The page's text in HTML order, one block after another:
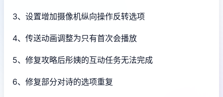
3、设置增加摄像机纵向操作反转选项
4、传送动画调整为只有首次会播放
5、修复攻略后彤姨的互动任务无法完成
6、修复部分对诗的选项重复